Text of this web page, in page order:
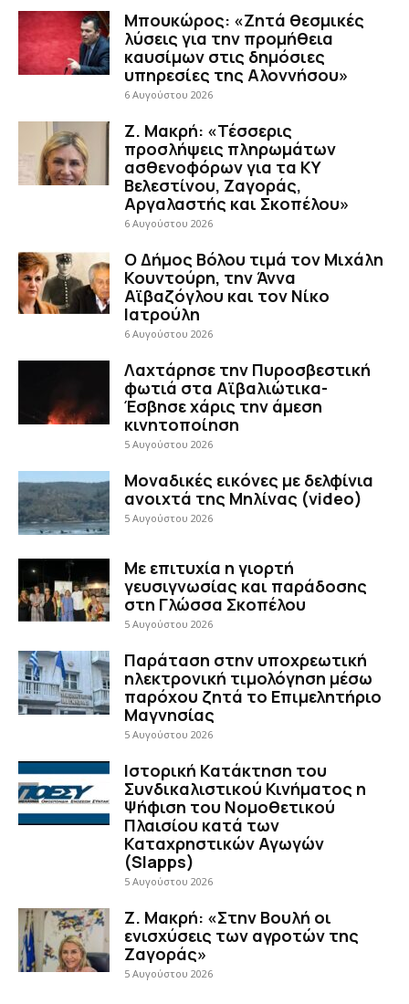
Μπουκώρος: «Ζητά θεσμικές
λύσεις για την προμήθεια
καυσίμων στις δημόσιες
υπηρεσίες της Αλοννήσου»
6 Αυγούστου 2026
Ζ. Μακρή: «Τέσσερις
προσλήψεις πληρωμάτων
ασθενοφόρων για τα ΚΥ
Βελεστίνου, Ζαγοράς,
Αργαλαστής και Σκοπέλου»
6 Αυγούστου 2026
Ο Δήμος Βόλου τιμά τον Μιχάλη
Κουντούρη, την Άννα
Αϊβαζόγλου και τον Νίκο
Ιατρούλη
6 Αυγούστου 2026
Λαχτάρησε την Πυροσβεστική
φωτιά στα Αϊβαλιώτικα-
Έσβησε χάρις την άμεση
κινητοποίηση
5 Αυγούστου 2026
Μοναδικές εικόνες με δελφίνια
ανοιχτά της Μηλίνας (video)
5 Αυγούστου 2026
Με επιτυχία η γιορτή
γευσιγνωσίας και παράδοσης
στη Γλώσσα Σκοπέλου
5 Αυγούστου 2026
Παράταση στην υποχρεωτική
ηλεκτρονική τιμολόγηση μέσω
παρόχου ζητά το Επιμελητήριο
Μαγνησίας
5 Αυγούστου 2026
Ιστορική Κατάκτηση του
Συνδικαλιστικού Κινήματος η
Ψήφιση του Νομοθετικού
Πλαισίου κατά των
Καταχρηστικών Αγωγών
(Slapps)
5 Αυγούστου 2026
Ζ. Μακρή: «Στην Βουλή οι
ενισχύσεις των αγροτών της
Ζαγοράς»
5 Αυγούστου 2026